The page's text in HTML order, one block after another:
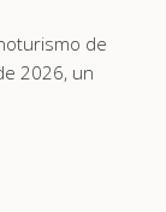
de
2026, un